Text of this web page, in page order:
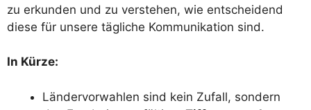
zu erkunden und zu verstehen, wie entscheidend
diese für unsere tägliche Kommunikation sind.
In Kürze:
Ländervorwahlen sind kein Zufall, sondern